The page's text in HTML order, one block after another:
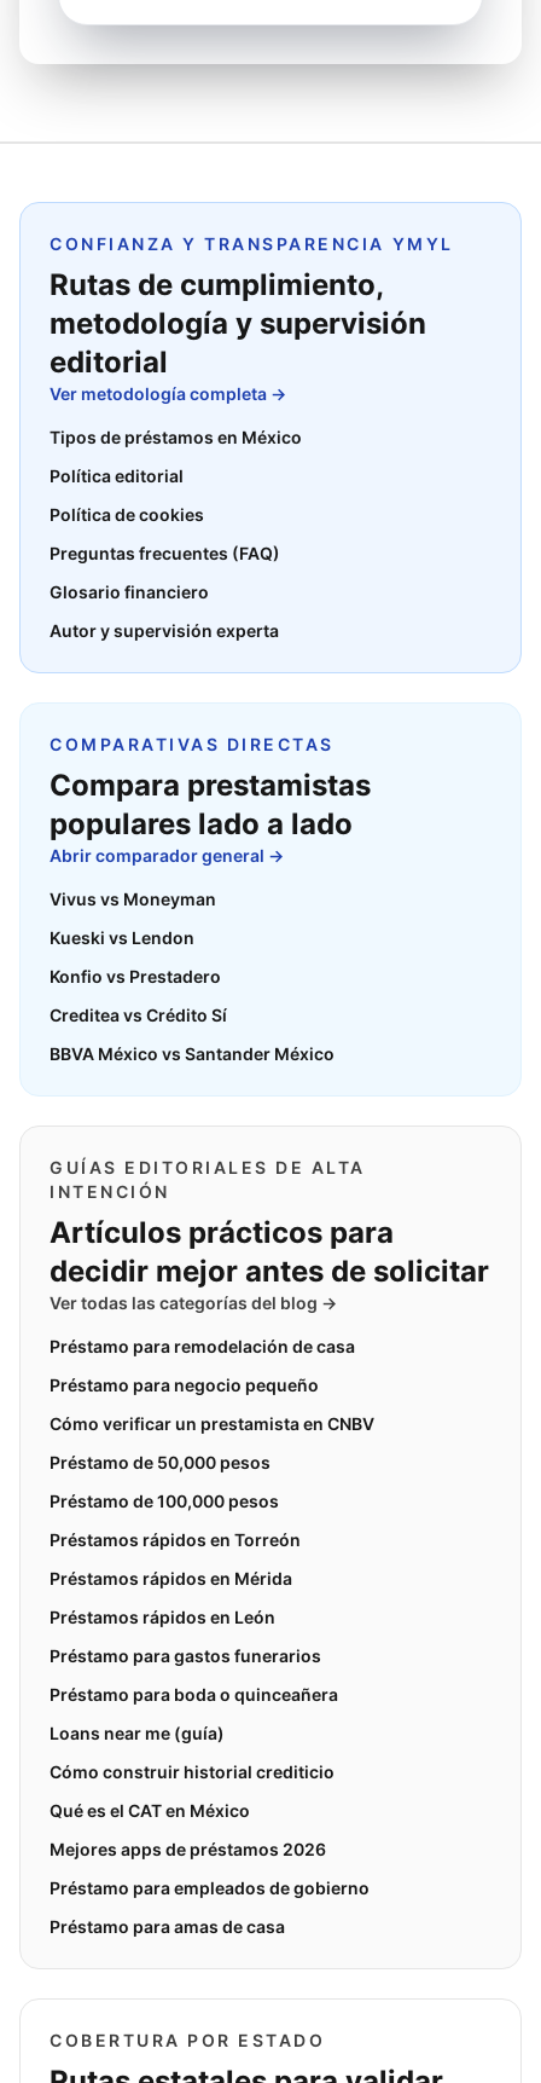
CONFIANZA Y TRANSPARENCIA YMYL
Rutas de cumplimiento,
metodología y supervisión
editorial
Ver metodología completa →
Tipos de préstamos en México
Política editorial
Política de cookies
Preguntas frecuentes (FAQ)
Glosario financiero
Autor y supervisión experta
COMPARATIVAS DIRECTAS
Compara prestamistas
populares lado a lado
Abrir comparador general →
Vivus vs Moneyman
Kueski vs Lendon
Konfio vs Prestadero
Creditea vs Crédito Sí
BBVA México vs Santander México
GUÍAS EDITORIALES DE ALTA
INTENCIÓN
Artículos prácticos para
decidir mejor antes de solicitar
Ver todas las categorías del blog →
Préstamo para remodelación de casa
Préstamo para negocio pequeño
Cómo verificar un prestamista en CNBV
Préstamo de 50,000 pesos
Préstamo de 100,000 pesos
Préstamos rápidos en Torreón
Préstamos rápidos en Mérida
Préstamos rápidos en León
Préstamo para gastos funerarios
Préstamo para boda o quinceañera
Loans near me (guía)
Cómo construir historial crediticio
Qué es el CAT en México
Mejores apps de préstamos 2026
Préstamo para empleados de gobierno
Préstamo para amas de casa
COBERTURA POR ESTADO